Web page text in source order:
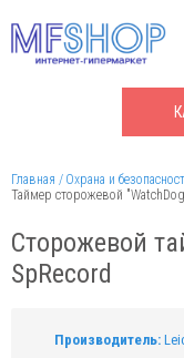
Главная
Охрана и
Таймер сторожевой
Сторожевой
SpRecord
Производитель: